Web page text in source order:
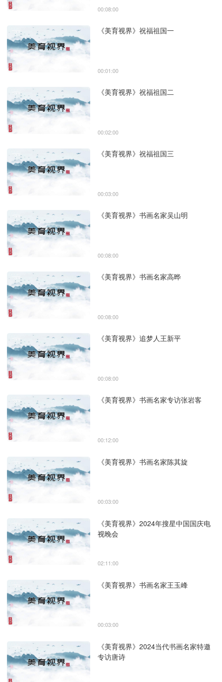
00:08:00
《美育视界》祝福祖国一
00:01:00
《美育视界》祝福祖国二
00:02:00
《美育视界》祝福祖国三
00:03:00
《美育视界》书画名家吴山明
00:08:00
《美育视界》书画名家高晔
00:08:00
《美育视界》追梦人王新平
00:08:00
《美育视界》书画名家专访张岩客
00:12:00
《美育视界》书画名家陈其旋
00:03:00
《美育视界》2024年搜星中国国庆电
视晚会
02:11:00
《美育视界》书画名家王玉峰
00:03:00
《美育视界》2024当代书画名家特邀
专访唐诗